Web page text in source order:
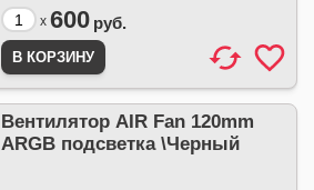
x 600 руб.
Вентилятор AIR Fan 120mm
ARGB подсветка \Черный